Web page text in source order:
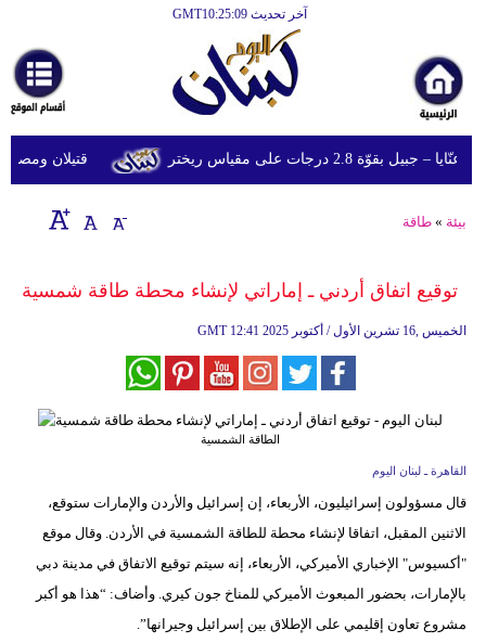
آخر تحديث GMT10:25:09
أخبارعاجلة
رياضة
ثقافة
إقتصاد
وموسيقى
وتغذية
وسفر
ديكور
أخبار
قتيلان ومصابون جراء 14 غارة إسرائيلية بقوّة 2.8 درجات على مقياس ريختر
بيئة »طاقة
توقيع اتفاق أردني ـ إماراتي لإنشاء محطة طاقة شمسية
GMT 12:41 2025 الخميس ,16 تشرين الأول / أكتوبر
الطاقة الشمسية
القاهرة ـ لبنان اليوم
قال مسؤولون إسرائيليون، الأربعاء، إن إسرائيل والأردن والإمارات ستوقع،
الاثنين المقبل، اتفاقا لإنشاء محطة للطاقة الشمسية في الأردن. وقال موقع
"أكسيوس" الإخباري الأميركي، الأربعاء، إنه سيتم توقيع الاتفاق في مدينة دبي
بالإمارات، بحضور المبعوث الأميركي للمناخ جون كيري. وأضاف: “هذا هو أكبر
مشروع تعاون إقليمي على الإطلاق بين إسرائيل وجيرانها”.